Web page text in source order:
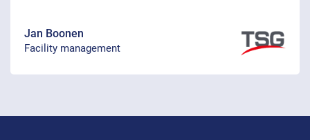
Jan Boonen
Facility management